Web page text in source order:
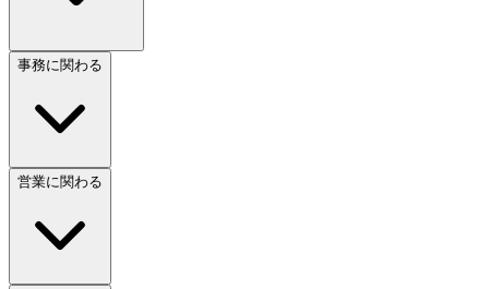
事務に関わる
営業に関わる